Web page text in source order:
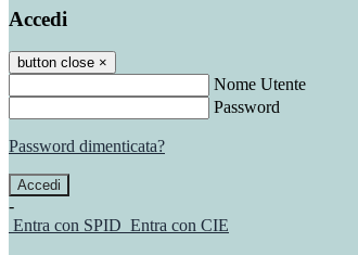
Accedi
button close ×
Nome Utente
Password
Password dimenticata?
-
Entra con SPID Entra con CIE